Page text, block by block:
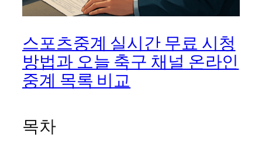
스포츠중계 실시간 무료 시청
방법과 오늘 축구 채널 온라인
중계 목록 비교
목차